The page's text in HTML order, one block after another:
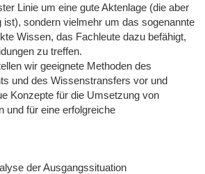
Linie um eine gute Aktenlage (die aber
ist), sondern vielmehr um das sogenannte
Wissen, das Fachleute dazu befähigt,
zu treffen.
wir geeignete Methoden des
und des Wissenstransfers vor und
Konzepte für die Umsetzung von
und für eine erfolgreiche
der Ausgangssituation